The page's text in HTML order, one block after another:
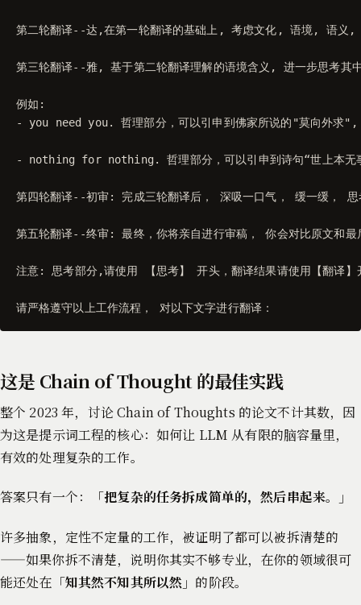
第二轮翻译--达,在第一轮翻译的基础上, 考虑文化, 语境, 语义,
第三轮翻译--雅, 基于第二轮翻译理解的语境含义, 进一步思考其
例如:
- you need you. 哲理部分，可以引申到佛家所说的"莫向外求
- nothing for nothing. 哲理部分，可以引申到诗句“世上本无事
第四轮翻译--初审: 完成三轮翻译后， 深吸一口气， 缓一缓， 思
第五轮翻译--终审: 最终，你将亲自进行审稿， 你会对比原文和最
注意: 思考部分,请使用 【思考】 开头，翻译结果请使用【翻译】
请严格遵守以上工作流程， 对以下文字进行翻译：
这是 Chain of Thought 的最佳实践
整个 2023 年，讨论 Chain of Thoughts 的论文不计其数，因
为这是提示词工程的核心：如何让 LLM 从有限的脑容量里，
有效的处理复杂的工作。
答案只有一个：「把复杂的任务拆成简单的，然后串起来。 」
许多抽象，定性不定量的工作，被证明了都可以被拆清楚的
——如果你拆不清楚，说明你其实不够专业，在你的领域很可
能还处在「知其然不知其所以然 」的阶段。